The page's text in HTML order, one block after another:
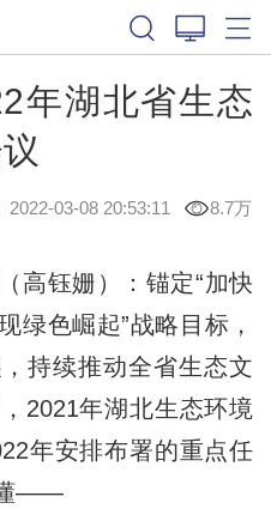
年湖北省生态
2022-03-08 20:53:11 8.7万
钰姗）：锚定“加快
绿色崛起”战略目标，
持续推动全省生态文
2021年湖北生态环境
年安排布署的重点任
懂——